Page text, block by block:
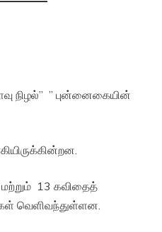
நிழல்” ” புன்னைகையின்
மற்றும் 13 கவிதைத்
வெளிவந்துள்ளன.